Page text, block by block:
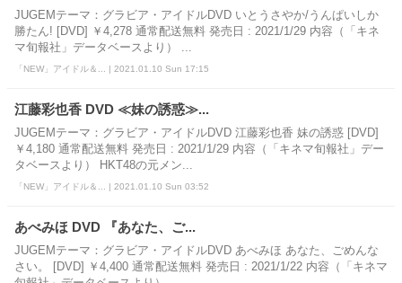
JUGEMテーマ：グラビア・アイドルDVD いとうさやか/うんぱいしか
勝たん! [DVD] ￥4,278 通常配送無料 発売日 : 2021/1/29 内容（「キネ
マ旬報社」データベースより） ...
「NEW」アイドル＆... | 2021.01.10 Sun 17:15
江藤彩也香 DVD ≪妹の誘惑≫...
JUGEMテーマ：グラビア・アイドルDVD 江藤彩也香 妹の誘惑 [DVD]
￥4,180 通常配送無料 発売日 : 2021/1/29 内容（「キネマ旬報社」デー
タベースより） HKT48の元メン...
「NEW」アイドル＆... | 2021.01.10 Sun 03:52
あべみほ DVD 『あなた、ご...
JUGEMテーマ：グラビア・アイドルDVD あべみほ あなた、ごめんな
さい。 [DVD] ￥4,400 通常配送無料 発売日 : 2021/1/22 内容（「キネマ